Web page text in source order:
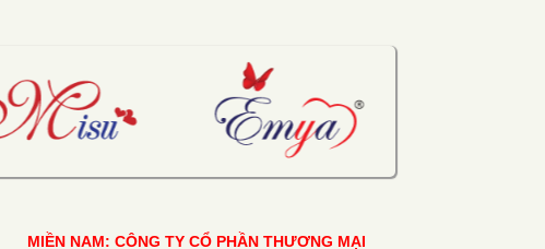
MIỀN NAM: CÔNG TY CỔ PHẦN THƯƠNG MẠI